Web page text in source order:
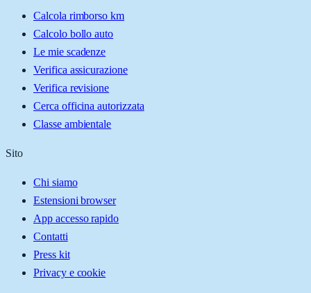
Calcola rimborso km
Calcolo bollo auto
Le mie scadenze
Verifica assicurazione
Verifica revisione
Cerca officina autorizzata
Classe ambientale
Sito
Chi siamo
Estensioni browser
App accesso rapido
Contatti
Press kit
Privacy e cookie